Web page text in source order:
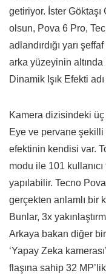
getiriyor. İster Göktaşı
olsun, Pova 6 Pro,
adlandırdığı yarı
arka yüzeyinin
Dinamik Işık Efekti
Kamera dizisindeki
Eye ve pervane
efektinin kendisi var.
modu ile 101 kullanıcı
yapılabilir. Tecno
gerçekten anlamlı bir
Bunlar, 3x
Arkaya bakan diğer
‘Yapay Zeka
flaşına sahip 32